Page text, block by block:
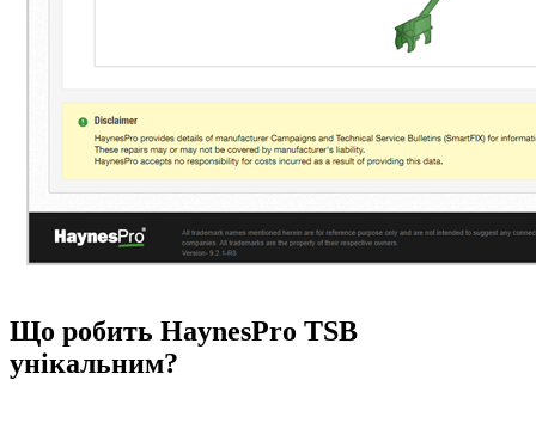
Що робить HaynesPro TSB
унікальним?